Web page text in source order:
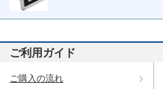
ご利用ガイド
ご購入の流れ